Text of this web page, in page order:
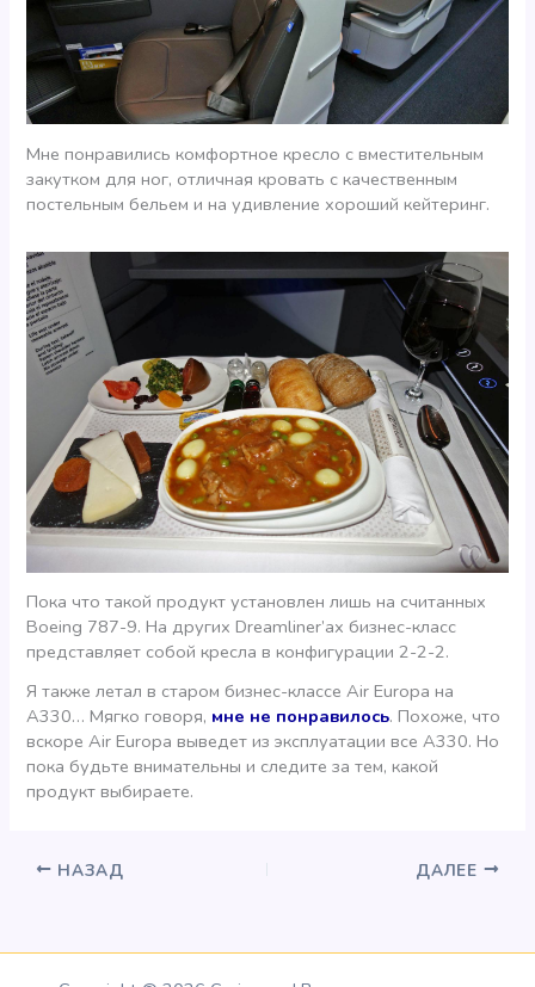
Мне понравились комфортное кресло с вместительным
закутком для ног, отличная кровать с качественным
постельным бельем и на удивление хороший кейтеринг.
Пока что такой продукт установлен лишь на считанных
Boeing 787-9. На других Dreamliner’ах бизнес-класс
представляет собой кресла в конфигурации 2-2-2.
Я также летал в старом бизнес-классе Air Europa на
А330… Мягко говоря, мне не понравилось. Похоже, что
вскоре Air Europa выведет из эксплуатации все А330. Но
пока будьте внимательны и следите за тем, какой
продукт выбираете.
НАЗАД ДАЛЕЕ